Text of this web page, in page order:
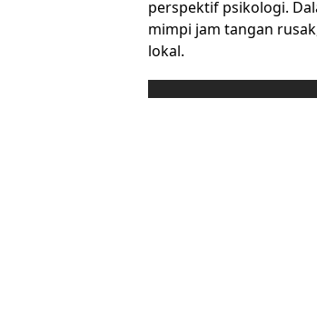
perspektif psikologi.
mimpi jam tangan
lokal.